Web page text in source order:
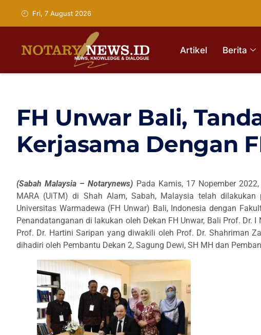
Fri, 7 August 2026
Artikel Berita
FH Unwar Bali,
Kerjasama Dengan
(Sabah Malaysia – Notarynews) Pada Kamis, 17 Nopember
MARA (UiTM) di Shah Alam, Sabah, Malaysia telah
Universitas Warmadewa (FH Unwar) Bali, Indonesia dengan
Penandatanganan di lakukan oleh Dekan FH Unwar, Bali Prof. Dr.
Prof. Dr. Hartini Saripan yang diwakili oleh Prof. Dr. Shahriman
dihadiri oleh Pembantu Dekan 2, Sagung Dewi, SH MH dan